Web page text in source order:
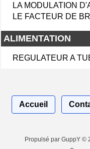
LA MODULATION
LE FACTEUR DE
ALIMENTATION
REGULATEUR A
Accueil
Propulsé par GuppY ©